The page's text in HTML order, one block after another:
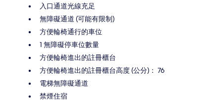
入口通道光線充足
無障礙通道 (可能有限制)
方便輪椅通行的車位
1 無障礙停車位數量
方便輪椅進出的註冊櫃台
方便輪椅進出的註冊櫃台高度 (公分)： 76
電梯無障礙通道
禁煙住宿